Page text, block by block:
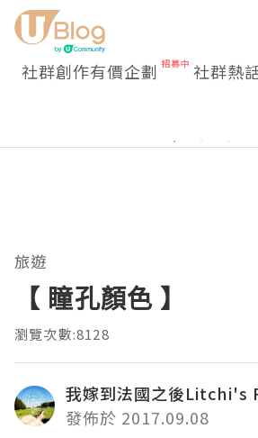
社群創作有價企劃 社群熱
旅遊
【 瞳孔顏色 】
瀏覽次數:8128
我嫁到法國之後Litchi's
發佈於 2017.09.08